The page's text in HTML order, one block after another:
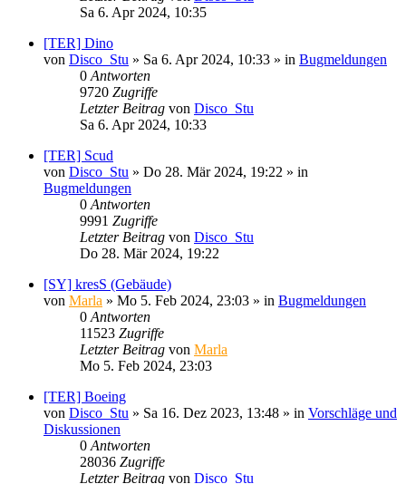
Sa 6. Apr 2024, 10:35
[TER] Dino
von Disco_Stu » Sa 6. Apr 2024, 10:33 » in Bugmeldungen
0 Antworten
9720 Zugriffe
Letzter Beitrag von Disco_Stu
Sa 6. Apr 2024, 10:33
[TER] Scud
von Disco_Stu » Do 28. Mär 2024, 19:22 » in
Bugmeldungen
0 Antworten
9991 Zugriffe
Letzter Beitrag von Disco_Stu
Do 28. Mär 2024, 19:22
[SY] kresS (Gebäude)
von Marla » Mo 5. Feb 2024, 23:03 » in Bugmeldungen
0 Antworten
11523 Zugriffe
Letzter Beitrag von Marla
Mo 5. Feb 2024, 23:03
[TER] Boeing
von Disco_Stu » Sa 16. Dez 2023, 13:48 » in Vorschläge und
Diskussionen
0 Antworten
28036 Zugriffe
Letzter Beitrag von Disco_Stu